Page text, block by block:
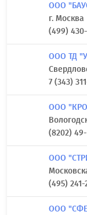
ООО
г. Москва
(499)
ООО ТД
7 (343)
ООО
(8202)
ООО
(495) 241-
ООО